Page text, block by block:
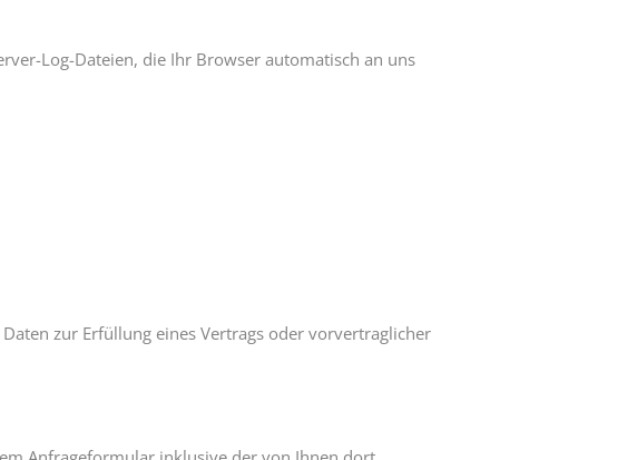
Log-Dateien, die Ihr Browser automatisch an uns
zur Erfüllung eines Vertrags oder vorvertraglicher